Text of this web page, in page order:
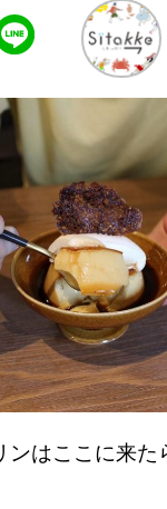
リア
ンはここに来た